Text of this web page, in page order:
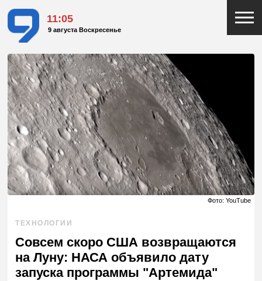
11:05
9 августа Воскресенье
Фото: YouTube
ТЕХНОЛОГИИ
Совсем скоро США возвращаются
на Луну: НАСА объявило дату
запуска программы "Артемида"